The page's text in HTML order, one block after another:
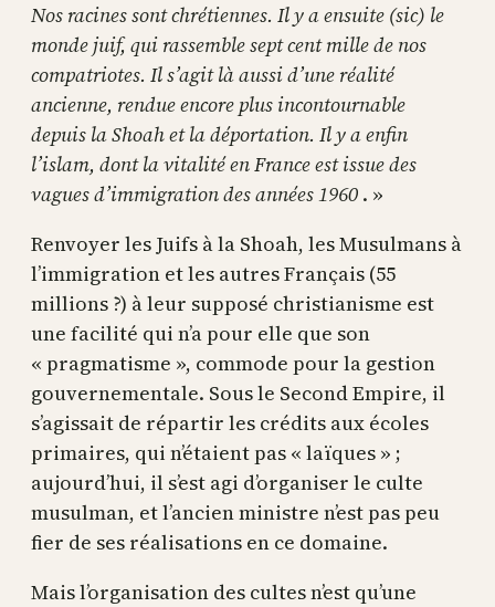
Nos racines sont chrétiennes. Il y a ensuite (sic) le
monde juif, qui rassemble sept cent mille de nos
compatriotes. Il s’agit là aussi d’une réalité
ancienne, rendue encore plus incontournable
depuis la Shoah et la déportation. Il y a enfin
l’islam, dont la vitalité en France est issue des
vagues d’immigration des années 1960 . »
Renvoyer les Juifs à la Shoah, les Musulmans à
l’immigration et les autres Français (55
millions ?) à leur supposé christianisme est
une facilité qui n’a pour elle que son
« pragmatisme », commode pour la gestion
gouvernementale. Sous le Second Empire, il
s’agissait de répartir les crédits aux écoles
primaires, qui n’étaient pas « laïques » ;
aujourd’hui, il s’est agi d’organiser le culte
musulman, et l’ancien ministre n’est pas peu
fier de ses réalisations en ce domaine.
Mais l’organisation des cultes n’est qu’une